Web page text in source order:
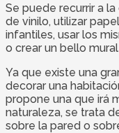
Se puede recurrir a
de vinilo, utilizar
infantiles, usar los
o crear un bello
Ya que existe una
decorar una
propone una que irá
naturaleza, se trata
sobre la pared o